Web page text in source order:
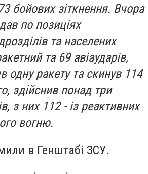
бойових зіткнення. Вчора
по позиціях
та населених
та 69 авіаударів,
одну ракету та скинув 114
здійснив понад три
з них 112 - із реактивних
вогню.
в Генштабі ЗСУ.